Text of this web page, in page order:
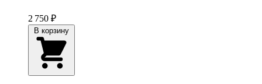
2 750 ₽